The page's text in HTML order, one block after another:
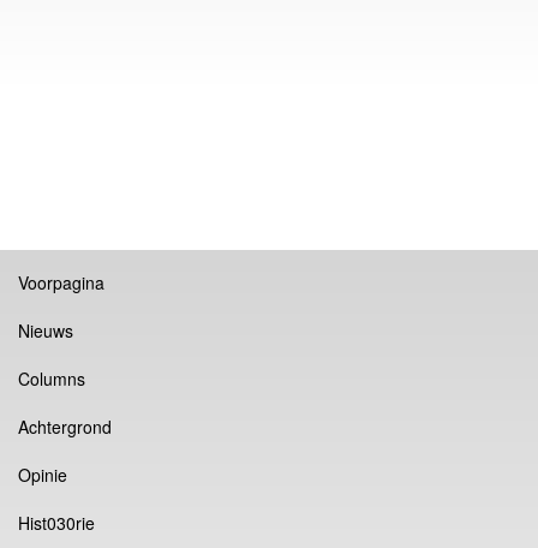
Voorpagina
Nieuws
Columns
Achtergrond
Opinie
Hist030rie